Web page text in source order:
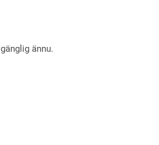
ännu.